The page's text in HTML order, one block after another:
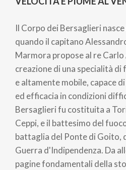
Il Corpo dei Bersaglieri
quando il capitano
Marmora propose al re
creazione di una specialità
e altamente mobile, capace
ed efficacia in condizioni
Bersaglieri fu costituita a
Ceppi, e il battesimo del
battaglia del Ponte di Goito,
Guerra d'Indipendenza. Da
pagine fondamentali della